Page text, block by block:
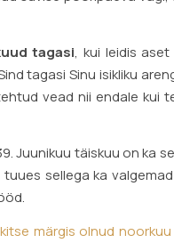
tagasi, kui leidis
tagasi Sinu isikliku
vead nii endale kui
Juunikuu täiskuu on ka
sellega ka
märgis olnud noorkuu